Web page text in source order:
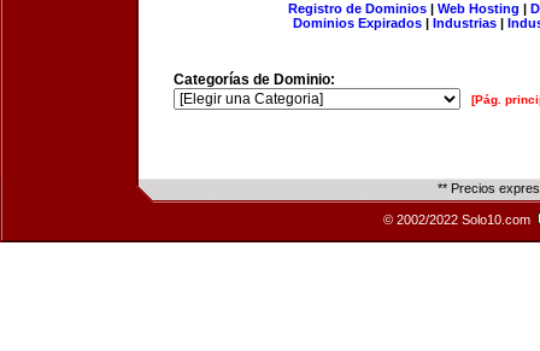
Registro de Dominios| Web Hosting |
Dominios Expirados | Industrias |
Categorías de Dominio:
[Pág.
** Precios
© 2002/2022 Solo10.com